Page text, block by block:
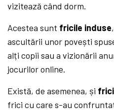
vizitează când dorm.
Acestea sunt fricile induse
ascultării unor povești
alți copii sau a vizionării
jocurilor online.
Există, de asemenea, și frici
frici cu care s-au